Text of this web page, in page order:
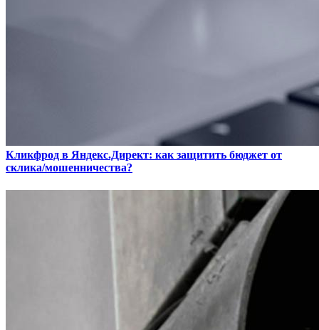
Кликфрод в Яндекс.Директ: как защитить бюджет от
склика/мошенничества?